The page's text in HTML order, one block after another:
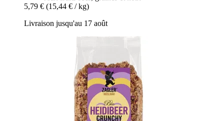
5,79 € (15,44 € / kg)
Livraison jusqu'au 17 août